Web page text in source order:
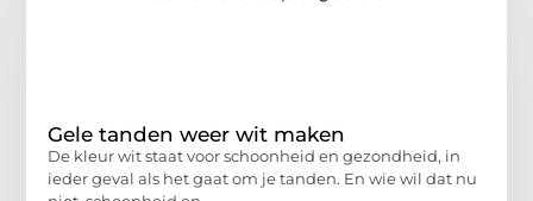
Gele tanden weer wit maken
De kleur wit staat voor schoonheid en gezondheid, in
ieder geval als het gaat om je tanden. En wie wil dat nu